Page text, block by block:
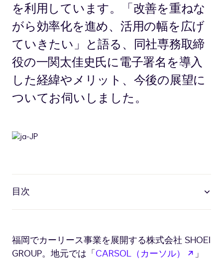
を利用しています。「改善を重ねな
がら効率化を進め、活用の幅を広げ
ていきたい」と語る、同社専務取締
役の一関太佳史氏に電子署名を導入
した経緯やメリット、今後の展望に
ついてお伺いしました。
目次
福岡でカーリース事業を展開する株式会社 SHOEI
GROUP。地元では「CARSOL（カーソル） 新し
」